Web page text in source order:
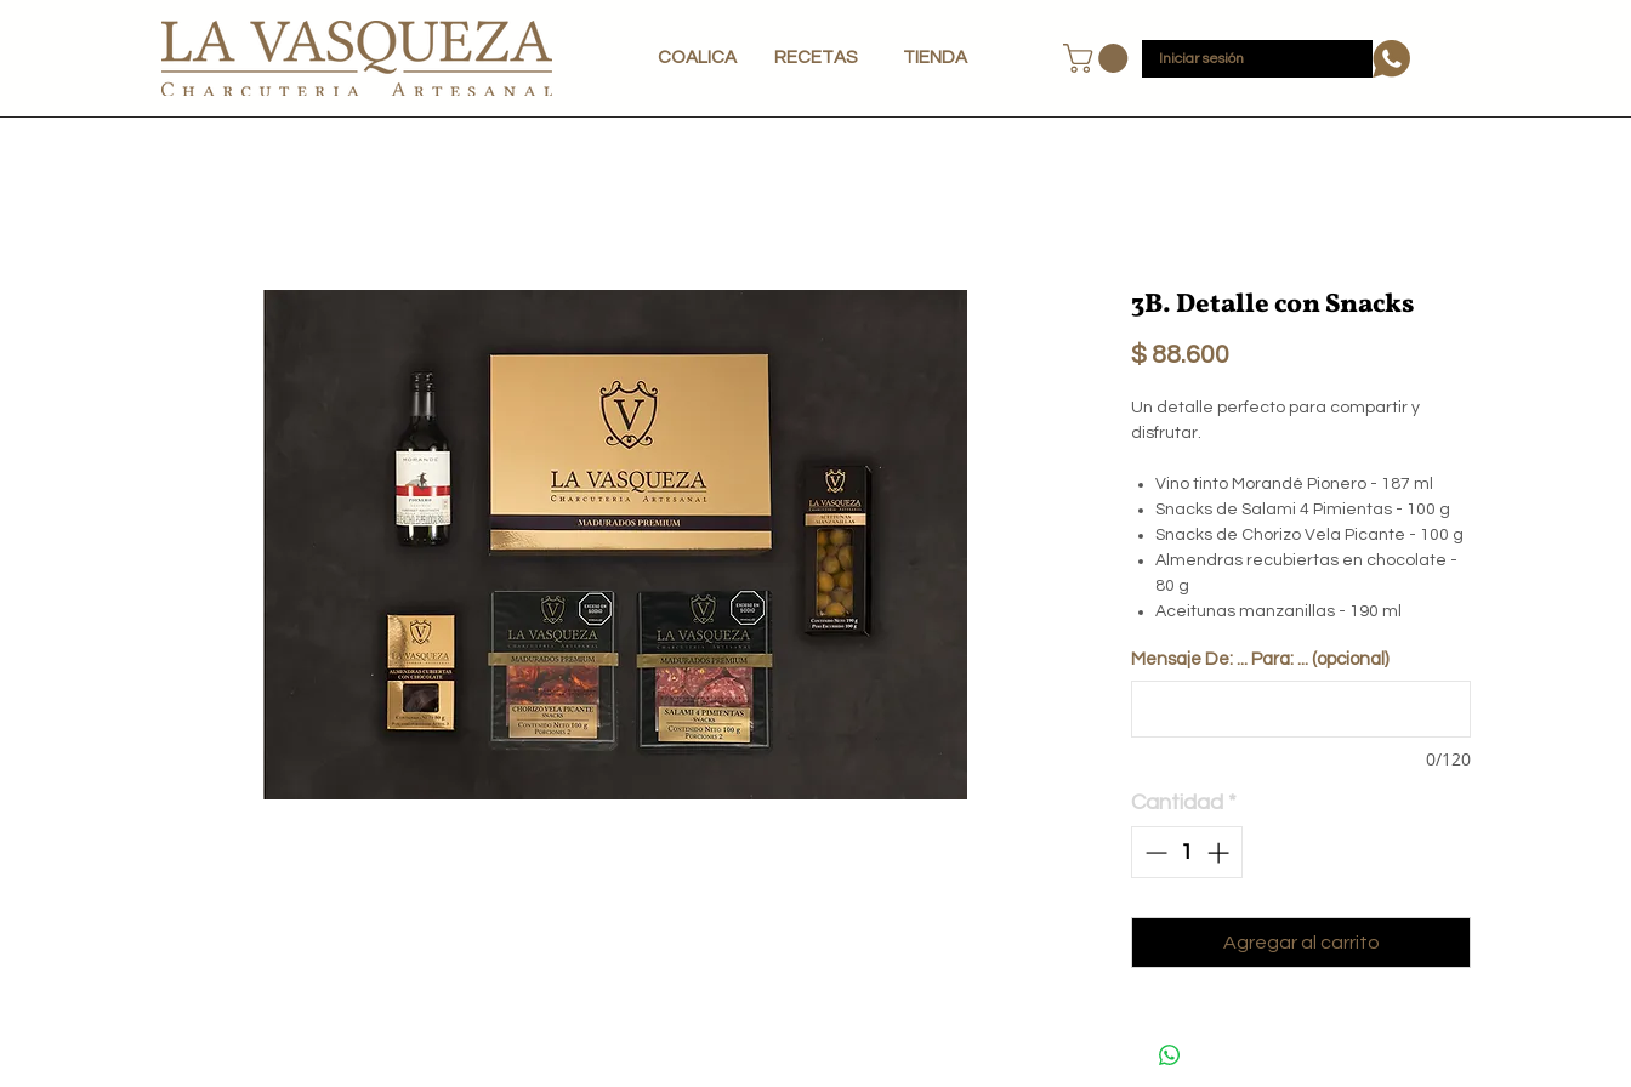
COALICA RECETAS TIENDA Iniciar sesión
3B. Detalle con Snacks
$ 88.600Precio
Un detalle perfecto para compartir y
disfrutar.
Vino tinto Morandé Pionero - 187 ml
Snacks de Salami 4 Pimientas - 100 g
Snacks de Chorizo Vela Picante - 100 g
Almendras recubiertas en chocolate -
80 g
Aceitunas manzanillas - 190 ml
Mensaje De: ... Para: ... (opcional)
0/120
Cantidad *
Agregar al carrito